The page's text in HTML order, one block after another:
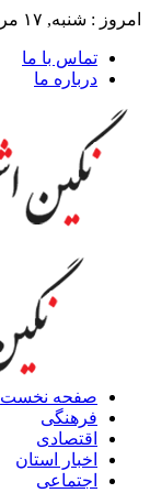
امروز : شنبه, ۱۷ مرداد , ۱۴۰۵
تماس با ما
درباره ما
صفحه نخست
فرهنگی
اقتصادی
اخبار استان
اجتماعی